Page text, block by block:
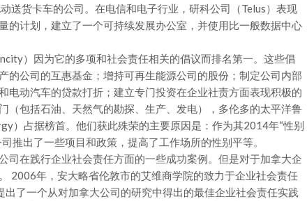
送货卡车的公司。在电信和电子行业，研科公司（Telus）表现
的计划，建立了一个可持续发展办公室，并使用比一般数据中心
）因为它的多项和社会责任相关的倡议而排名第一。这些倡
的公司的互惠基金；增持可再生能源公司的股份；制定公司内部
电动汽车的贷款打折；建立专门投资在企业社责方面表现积极的
（包括石油、天然气的勘探、生产、发电），多伦多的太平洋鲁
）占据榜首。他们获此殊荣的主要原因是：作为其2014年“性别
推出了一些项目和政策，提高了工作场所的性别平等。
司在践行企业社会责任方面的一些成功案例。但是对于加拿大企
2006年，安大略省伦敦市的艾维商学院的致力于企业社会责任
出了一个从对加拿大公司的研究中得出的最佳企业社会责任实践